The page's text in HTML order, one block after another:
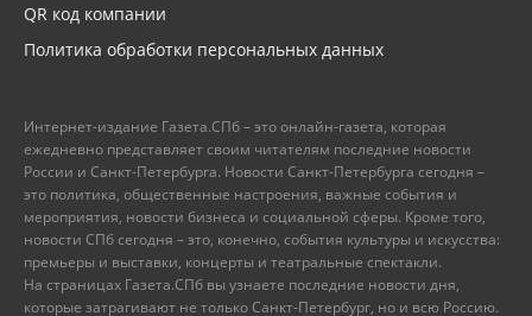
QR код компании
Политика обработки персональных данных
Интернет-издание Газета.СПб – это онлайн-газета, которая
ежедневно представляет своим читателям последние новости
России и Санкт-Петербурга. Новости Санкт-Петербурга сегодня –
это политика, общественные настроения, важные события и
мероприятия, новости бизнеса и социальной сферы. Кроме того,
новости СПб сегодня – это, конечно, события культуры и искусства:
премьеры и выставки, концерты и театральные спектакли.
На страницах Газета.СПб вы узнаете последние новости дня,
которые затрагивают не только Санкт-Петербург, но и всю Россию.